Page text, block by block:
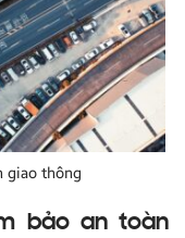
giao thông
bảo an toàn